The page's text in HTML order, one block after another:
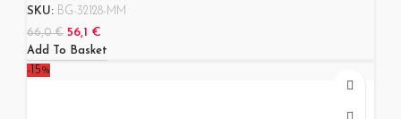
SKU: BG-32128-MM
66,0€ 56,1 €
Add To Basket
-15%